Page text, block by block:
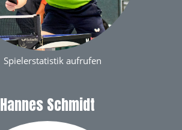
Spielerstatistik aufrufen
Hannes Schmidt